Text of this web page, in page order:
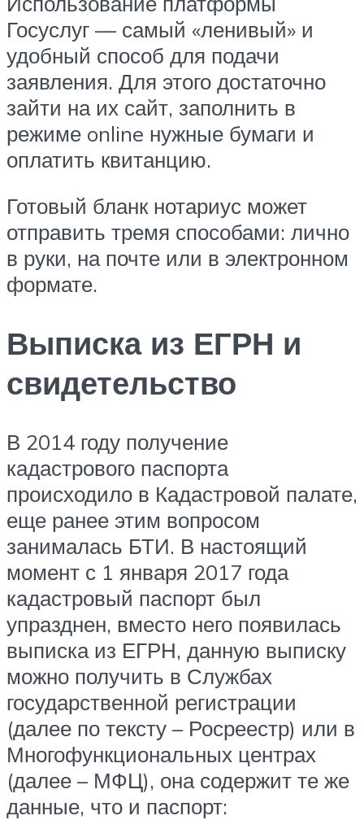
Госуслуг — самый «ленивый» и
удобный способ для подачи
заявления. Для этого достаточно
зайти на их сайт, заполнить в
режиме online нужные бумаги и
оплатить квитанцию.
Готовый бланк нотариус может
отправить тремя способами: лично
в руки, на почте или в электронном
формате.
Выписка из ЕГРН и
свидетельство
В 2014 году получение
кадастрового паспорта
происходило в Кадастровой палате,
еще ранее этим вопросом
занималась БТИ. В настоящий
момент с 1 января 2017 года
кадастровый паспорт был
упразднен, вместо него появилась
выписка из ЕГРН, данную выписку
можно получить в Службах
государственной регистрации
(далее по тексту – Росреестр) или в
Многофункциональных центрах
(далее – МФЦ), она содержит те же
данные, что и паспорт: